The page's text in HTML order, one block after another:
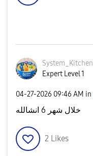
System_Kitchen
Expert Level 1
‎04-27-2026 09:46 AM in
خلال شهر 6 انشالله
2 Likes